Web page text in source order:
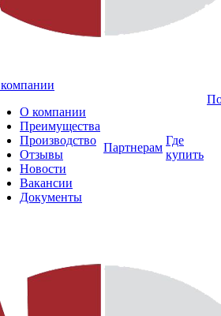
О компании
Преимущества
Производство
Отзывы
Новости
Вакансии
Документы
Партнерам
Где
купить